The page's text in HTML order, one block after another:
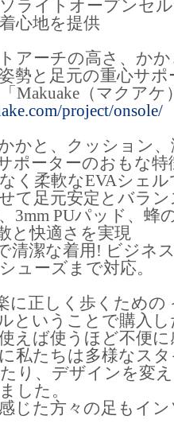
ライトオープンセ
心地を提供
ーチの高さ、かか
勢と足元の重心サ
Makuake（マクアケ
project/onsole/
かと、クッション
ポーターのおもな
く柔軟なEVAシェ
て足元安定とバラン
3mm PUパッド、蜂
と快適さを実現
清潔な着用! ビジネ
ューズまで対応。
に正しく歩くための
ということで購入
えば使うほど不便
私たちは多様なス
り、デザインを変
した。
じた方々の足もイ